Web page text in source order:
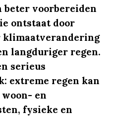
beter voorbereiden
ontstaat door
klimaatverandering
langduriger regen.
serieus
extreme regen kan
en
fysieke en